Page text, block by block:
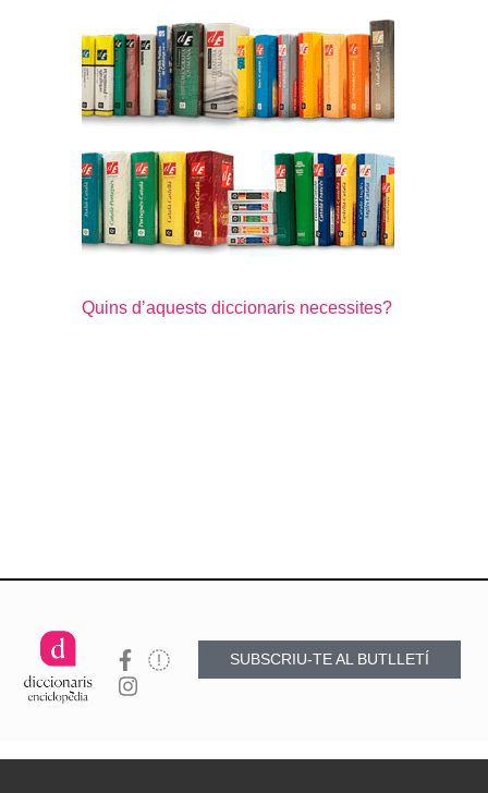
Quins d’aquests diccionaris necessites?
SUBSCRIU-TE AL BUTLLETÍ